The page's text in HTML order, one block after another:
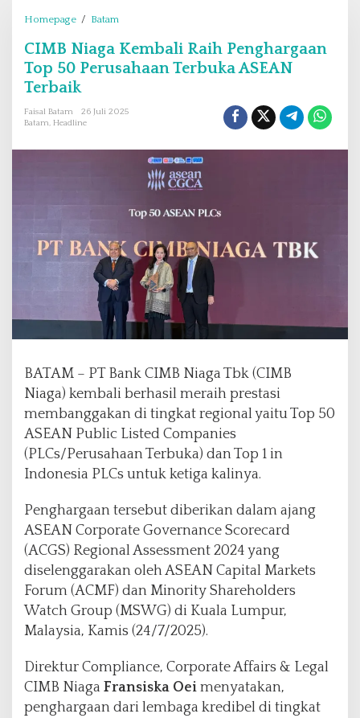
Homepage / Batam
M
B
a
a
l
i
R
P
n
g
a
r
g
a
T
o
p
5
P
e
r
s
h
a
CIMB Niaga Kembali Raih Penghargaan
Top 50 Perusahaan Terbuka ASEAN
Terbaik
Faisal Batam
26 Juli 2025
Batam, Headline
BATAM – PT Bank CIMB Niaga Tbk (CIMB
Niaga) kembali berhasil meraih prestasi
membanggakan di tingkat regional yaitu Top 50
ASEAN Public Listed Companies
(PLCs/Perusahaan Terbuka) dan Top 1 in
Indonesia PLCs untuk ketiga kalinya.
Penghargaan tersebut diberikan dalam ajang
ASEAN Corporate Governance Scorecard
(ACGS) Regional Assessment 2024 yang
diselenggarakan oleh ASEAN Capital Markets
Forum (ACMF) dan Minority Shareholders
Watch Group (MSWG) di Kuala Lumpur,
Malaysia, Kamis (24/7/2025).
Direktur Compliance, Corporate Affairs & Legal
CIMB Niaga Fransiska Oei menyatakan,
penghargaan dari lembaga kredibel di tingkat